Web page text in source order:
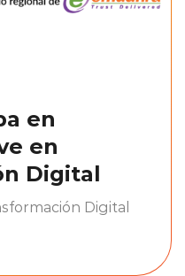
en
en
Digital
Digital